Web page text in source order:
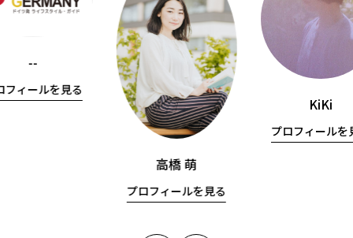
--
フィールを見る
高橋 萌
プロフィールを見る
KiKi
プロフィールを